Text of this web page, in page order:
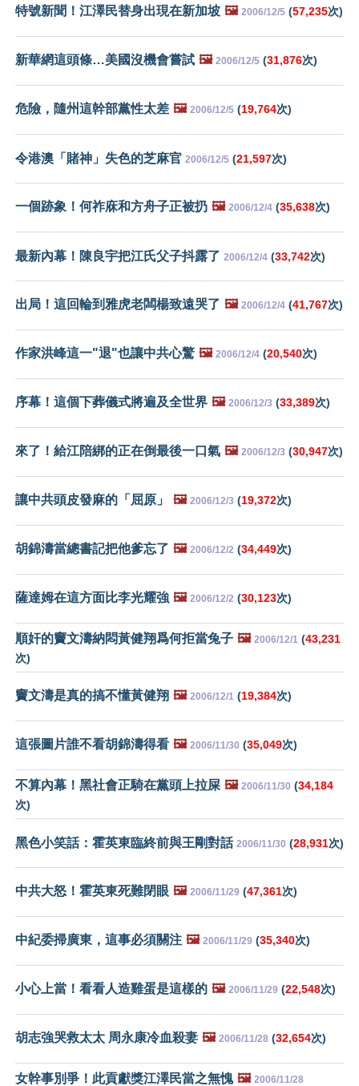
特號新聞！江澤民替身出現在新加坡 🖼️ 2006/12/5 (57,235次)
新華網這頭條…美國沒機會嘗試 🖼️ 2006/12/5 (31,876次)
危險，隨州這幹部黨性太差 🖼️ 2006/12/5 (19,764次)
令港澳「賭神」失色的芝麻官 2006/12/5 (21,597次)
一個跡象！何祚庥和方舟子正被扔 🖼️ 2006/12/4 (35,638次)
最新內幕！陳良宇把江氏父子抖露了 2006/12/4 (33,742次)
出局！這回輪到雅虎老闆楊致遠哭了 🖼️ 2006/12/4 (41,767次)
作家洪峰這一"退"也讓中共心驚 🖼️ 2006/12/4 (20,540次)
序幕！這個下葬儀式將遍及全世界 🖼️ 2006/12/3 (33,389次)
來了！給江陪綁的正在倒最後一口氣 🖼️ 2006/12/3 (30,947次)
讓中共頭皮發麻的「屈原」 🖼️ 2006/12/3 (19,372次)
胡錦濤當總書記把他爹忘了 🖼️ 2006/12/2 (34,449次)
薩達姆在這方面比李光耀強 🖼️ 2006/12/2 (30,123次)
順奸的竇文濤納悶黃健翔爲何拒當兔子 🖼️ 2006/12/1 (43,231
次)
竇文濤是真的搞不懂黃健翔 🖼️ 2006/12/1 (19,384次)
這張圖片誰不看胡錦濤得看 🖼️ 2006/11/30 (35,049次)
不算內幕！黑社會正騎在黨頭上拉屎 🖼️ 2006/11/30 (34,184
次)
黑色小笑話：霍英東臨終前與王剛對話 2006/11/30 (28,931次)
中共大怒！霍英東死難閉眼 🖼️ 2006/11/29 (47,361次)
中紀委掃廣東，這事必須關注 🖼️ 2006/11/29 (35,340次)
小心上當！看看人造雞蛋是這樣的 🖼️ 2006/11/29 (22,548次)
胡志強哭救太太 周永康冷血殺妻 🖼️ 2006/11/28 (32,654次)
女幹事別爭！此貢獻獎江澤民當之無愧 🖼️ 2006/11/28